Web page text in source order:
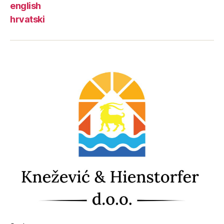
english
hrvatski